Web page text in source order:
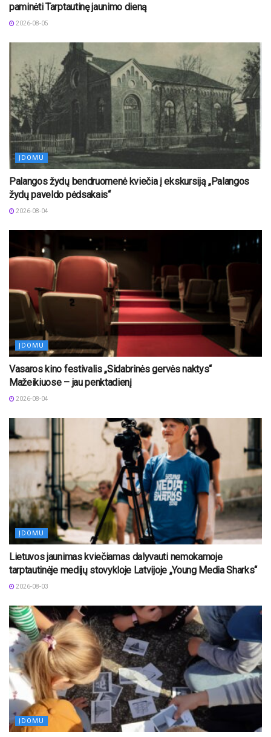
paminėti Tarptautinę jaunimo dieną
2026-08-05
ĮDOMU
Palangos žydų bendruomenė kviečia į ekskursiją „Palangos
žydų paveldo pėdsakais“
2026-08-04
ĮDOMU
Vasaros kino festivalis „Sidabrinės gervės naktys“
Mažeikiuose – jau penktadienį
2026-08-04
ĮDOMU
Lietuvos jaunimas kviečiamas dalyvauti nemokamoje
tarptautinėje medijų stovykloje Latvijoje „Young Media Sharks“
2026-08-03
ĮDOMU